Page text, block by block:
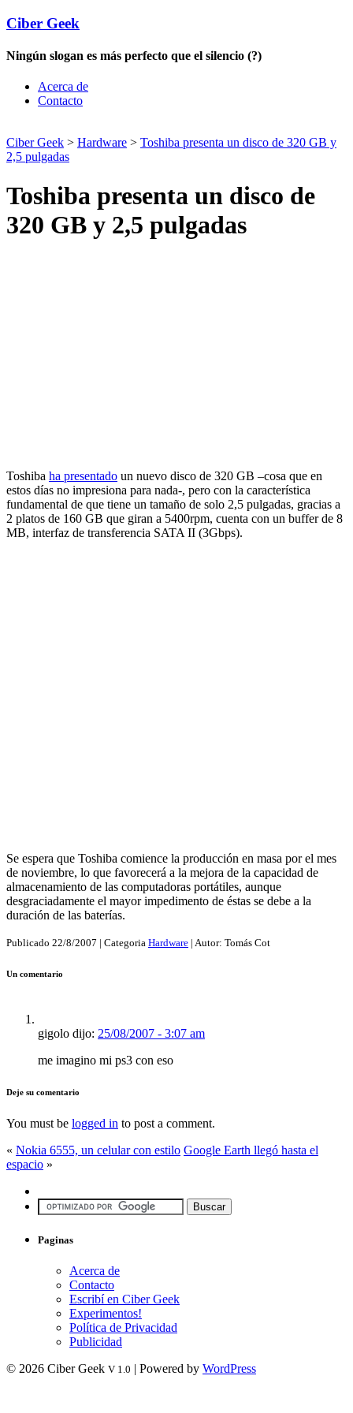
Ciber Geek
Ningún slogan es más perfecto que el silencio (?)
Acerca de
Contacto
Ciber Geek > Hardware > Toshiba presenta un disco de 320 GB y
2,5 pulgadas
Toshiba presenta un disco de
320 GB y 2,5 pulgadas
Toshiba ha presentado un nuevo disco de 320 GB –cosa que en
estos días no impresiona para nada-, pero con la característica
fundamental de que tiene un tamaño de solo 2,5 pulgadas, gracias a
2 platos de 160 GB que giran a 5400rpm, cuenta con un buffer de 8
MB, interfaz de transferencia SATA II (3Gbps).
Se espera que Toshiba comience la producción en masa por el mes
de noviembre, lo que favorecerá a la mejora de la capacidad de
almacenamiento de las computadoras portátiles, aunque
desgraciadamente el mayor impedimento de éstas se debe a la
duración de las baterías.
Publicado 22/8/2007 | Categoria Hardware | Autor: Tomás Cot
Un comentario
gigolo dijo: 25/08/2007 - 3:07 am
me imagino mi ps3 con eso
Deje su comentario
You must be logged in to post a comment.
« Nokia 6555, un celular con estilo Google Earth llegó hasta el
espacio »
Paginas
Acerca de
Contacto
Escribí en Ciber Geek
Experimentos!
Política de Privacidad
Publicidad
© 2026 Ciber Geek V 1.0 | Powered by WordPress